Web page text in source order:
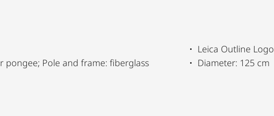
pongee; Pole and frame: fiberglass
Leica Outline Logo
Diameter: 125 cm